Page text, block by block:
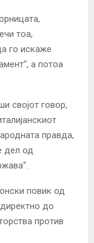
тоа,
го искаже
а потоа
својот говор,
правда,
дел од
повик од
директно до
против